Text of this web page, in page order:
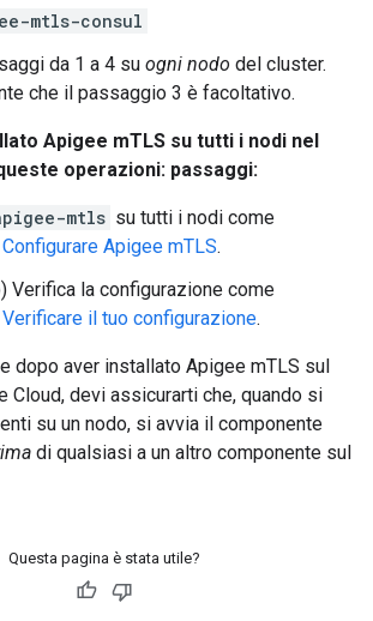
mtls-consul
da 1 a 4 su ogni nodo del cluster.
che il passaggio 3 è facoltativo.
Apigee mTLS su tutti i nodi nel
operazioni: passaggi:
mtls su tutti i nodi come
Configurare Apigee mTLS.
Verifica la configurazione come
Verificare il tuo configurazione.
dopo aver installato Apigee mTLS sul
Cloud, devi assicurarti che, quando si
su un nodo, si avvia il componente
di qualsiasi a un altro componente sul
Questa pagina è stata utile?